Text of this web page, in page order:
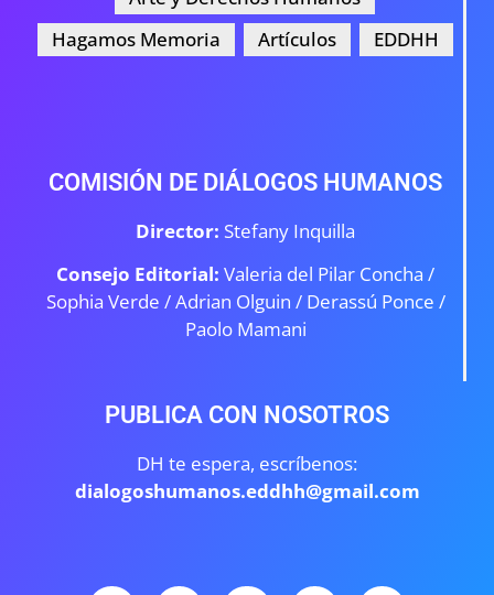
Hagamos Memoria
Artículos EDDHH
COMISIÓN DE DIÁLOGOS HUMANOS
Director: Stefany Inquilla
Consejo Editorial: Valeria del Pilar Concha /
Sophia Verde /Adrian Olguin / Derassú Ponce /
Paolo Mamani
PUBLICA CON NOSOTROS
DH te espera, escríbenos:
dialogoshumanos.eddhh@gmail.com